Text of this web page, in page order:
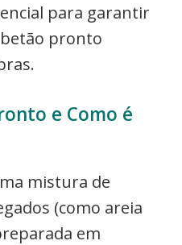
para garantir
pronto
e Como é
mistura de
(como areia
em